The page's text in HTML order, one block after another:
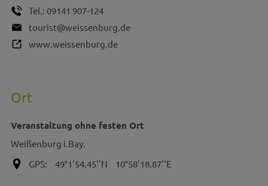
Tel.: 09141 907-124
tourist@weissenburg.de
www.weissenburg.de
Ort
Veranstaltung ohne festen Ort
Weißenburg i.Bay.
GPS:
49°1'54.45''N 10°58'18.87''E